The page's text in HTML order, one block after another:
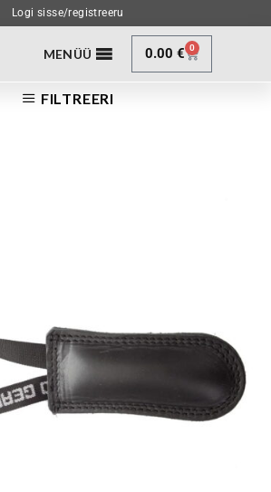
Logi sisse/registreeru
MENÜÜ 0.00€ 0
FILTREERI